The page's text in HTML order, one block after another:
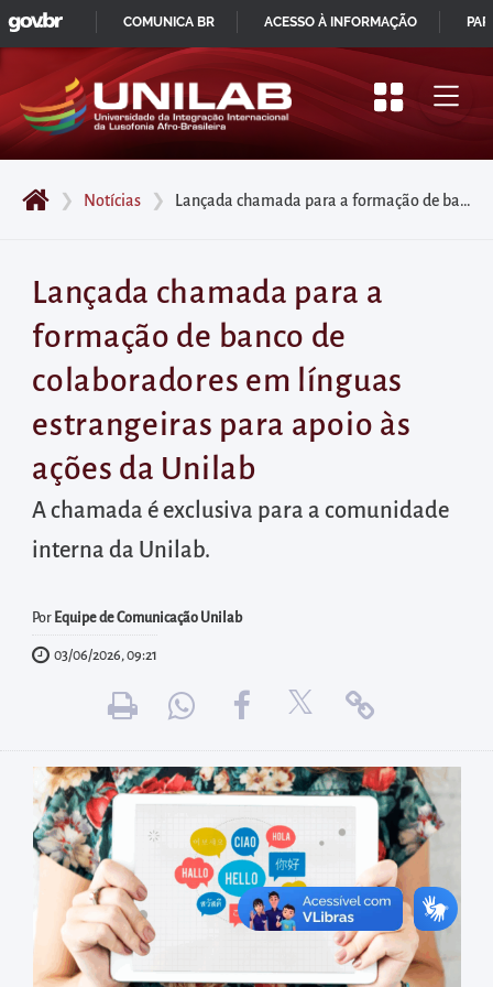
Pular
para
início
do
principal
Acessar
diretamente
menu
principal
Acessar
área
realizar
buscas
diretamente
as
informações
postas
rodapé
❯ Notícias ❯ Lançada chamada para a formação de banco de colaboradores em línguas estrangeiras para apoio às ações da Unilab
Lançada chamada para a
formação de banco de
colaboradores em línguas
estrangeiras para apoio às
ações da Unilab
A chamada é exclusiva para a comunidade
interna da Unilab.
Por Equipe de Comunicação Unilab
03/06/2026, 09:21
IR
PARA
CONTEÚDO
GOVBR
COMUNICA BR ACESSO À INFORMAÇÃO